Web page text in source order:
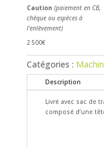
Caution (paiement en CB,
chèque ou espèces à
l'enlèvement)
2 500€
Catégories :
Description
Livré avec sac de
composé d’une